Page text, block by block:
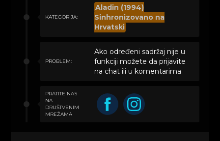
KATEGORIJA:
Aladin (1994)
Sinhronizovano na
Hrvatski
PROBLEM:
Ako određeni sadržaj nije u
funkciji možete da prijavite
na chat ili u komentarima
PRATITE NAS
NA
DRUŠTVENIM
MREŽAMA